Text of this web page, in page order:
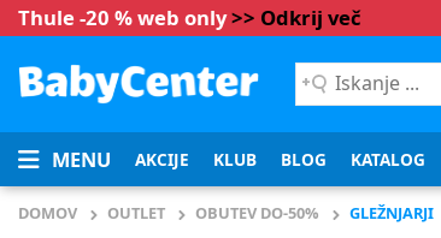
Thule -20 % web only>> Odkrij več
Iskanje
...
MENU AKCIJE KLUB BLOG KATALOG
DOMOV OUTLET OBUTEV DO-50% GLEŽNJARJI